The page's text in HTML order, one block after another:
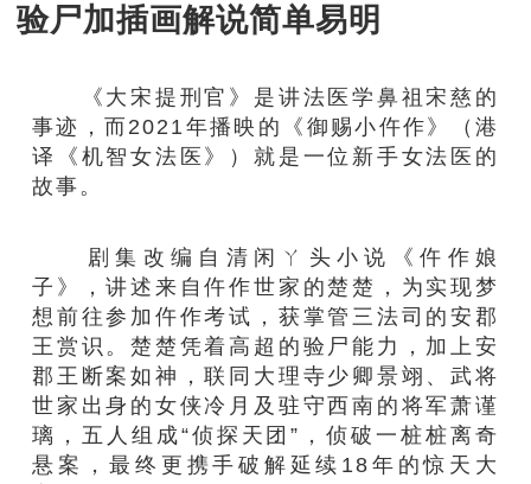
验尸加插画解说简单易明
《大宋提刑官》是讲法医学鼻祖宋慈的
事迹，而2021年播映的《御赐小仵作》（港
译《机智女法医》）就是一位新手女法医的
故事。
剧集改编自清闲ㄚ头小说《仵作娘
子》，讲述来自仵作世家的楚楚，为实现梦
想前往参加仵作考试，获掌管三法司的安郡
王赏识。楚楚凭着高超的验尸能力，加上安
郡王断案如神，联同大理寺少卿景翊、武将
世家出身的女侠冷月及驻守西南的将军萧谨
璃，五人组成“侦探天团”，侦破一桩桩离奇
悬案，最终更携手破解延续18年的惊天大